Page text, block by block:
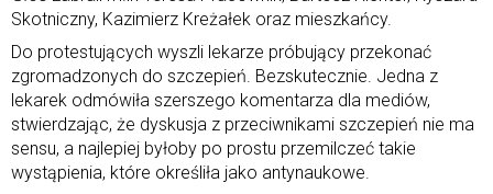
Skotniczny, Kazimierz Kreżałek oraz mieszkańcy.
Do protestujących wyszli lekarze próbujący przekonać
zgromadzonych do szczepień. Bezskutecznie. Jedna z
lekarek odmówiła szerszego komentarza dla mediów,
stwierdzając, że dyskusja z przeciwnikami szczepień nie ma
sensu, a najlepiej byłoby po prostu przemilczeć takie
wystąpienia, które określiła jako antynaukowe.